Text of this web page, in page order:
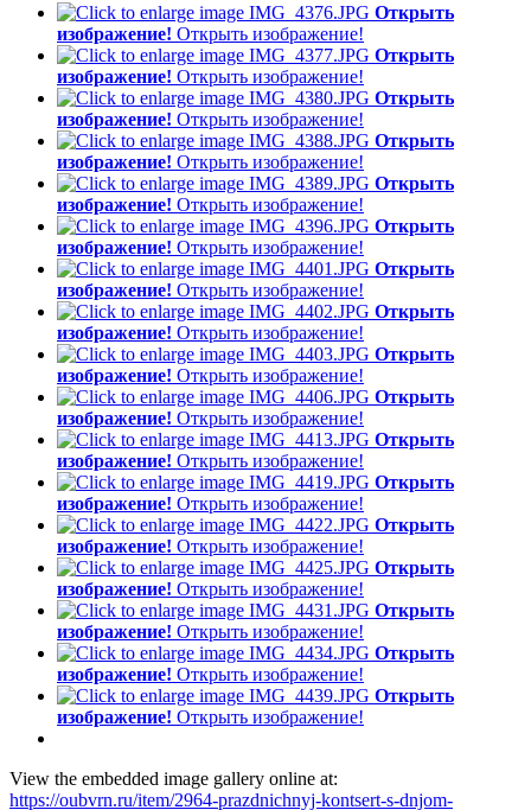
Открыть
изображение! Открыть изображение!
Открыть
изображение! Открыть изображение!
Открыть
изображение! Открыть изображение!
Открыть
изображение! Открыть изображение!
Открыть
изображение! Открыть изображение!
Открыть
изображение! Открыть изображение!
Открыть
изображение! Открыть изображение!
Открыть
изображение! Открыть изображение!
Открыть
изображение! Открыть изображение!
Открыть
изображение! Открыть изображение!
Открыть
изображение! Открыть изображение!
Открыть
изображение! Открыть изображение!
Открыть
изображение! Открыть изображение!
Открыть
изображение! Открыть изображение!
Открыть
изображение! Открыть изображение!
Открыть
изображение! Открыть изображение!
Открыть
изображение! Открыть изображение!
View the embedded image gallery online at:
https://oubvrn.ru/item/2964-prazdnichnyj-kontsert-s-dnjom-